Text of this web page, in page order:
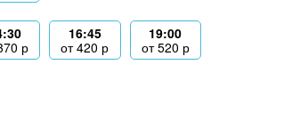
р
16:45
от420 р
19:00
от520 р